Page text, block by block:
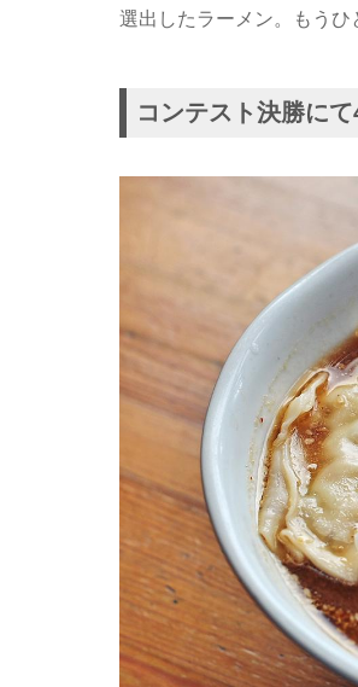
選出したラーメン。もうひ
コンテスト決勝に